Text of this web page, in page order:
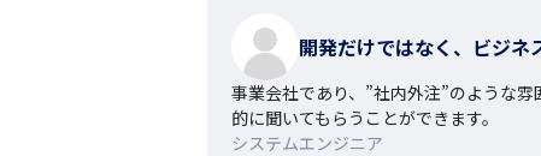
開発だけではなく、ビジネ
事業会社であり、”社内外注”のような
的に聞いてもらうことができます。
システムエンジニア